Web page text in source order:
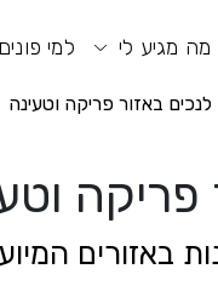
מה מגיע לי למי פונים
לנכים באזור פריקה וטעינה
פריקה
באזורים
מנוע חיפוש